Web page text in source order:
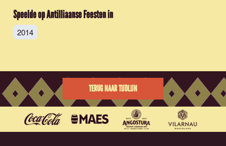
Speelde op Antilliaanse Feesten in
2014
TERUG NAAR TIJDLIJN